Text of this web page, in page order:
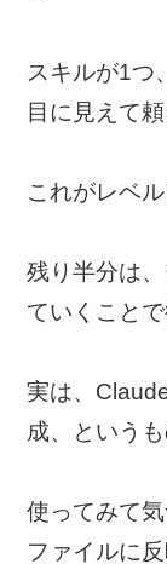
スキルが1つ
目に見えて
これがレベ
残り半分は
ていくことで
実は、
成、という
使ってみて
ファイルに